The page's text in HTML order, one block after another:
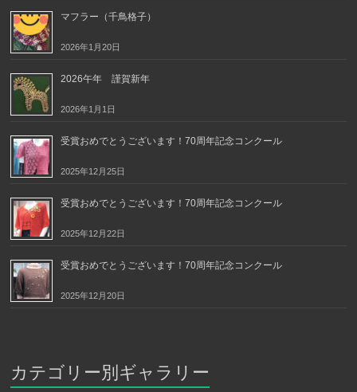
マフラー（千鳥格子）
2026年1月20日
2026午年 謹賀新年
2026年1月1日
受賞おめでとうございます！70周年記念コンクール
2025年12月25日
受賞おめでとうございます！70周年記念コンクール
2025年12月22日
受賞おめでとうございます！70周年記念コンクール
2025年12月20日
カテゴリー別ギャラリー